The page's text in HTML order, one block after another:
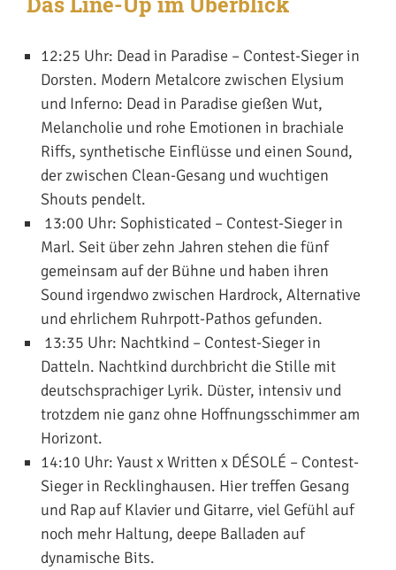
12:25 Uhr: Dead in Paradise ­– Contest-Sieger in
Dorsten. Modern Metalcore zwischen Elysium
und Inferno: Dead in Paradise gießen Wut,
Melancholie und rohe Emotionen in brachiale
Riffs, synthetische Einflüsse und einen Sound,
der zwischen Clean-Gesang und wuchtigen
Shouts pendelt.
13:00 Uhr: Sophisticated – Contest-Sieger in
Marl. Seit über zehn Jahren stehen die fünf
gemeinsam auf der Bühne und haben ihren
Sound irgendwo zwischen Hardrock, Alternative
und ehrlichem Ruhrpott-Pathos gefunden.
13:35 Uhr: Nachtkind – Contest-Sieger in
Datteln. Nachtkind durchbricht die Stille mit
deutschsprachiger Lyrik. Düster, intensiv und
trotzdem nie ganz ohne Hoffnungsschimmer am
Horizont.
14:10 Uhr: Yaust x Written x DÉSOLÉ – Contest-
Sieger in Recklinghausen. Hier treffen Gesang
und Rap auf Klavier und Gitarre, viel Gefühl auf
noch mehr Haltung, deepe Balladen auf
dynamische Bits.